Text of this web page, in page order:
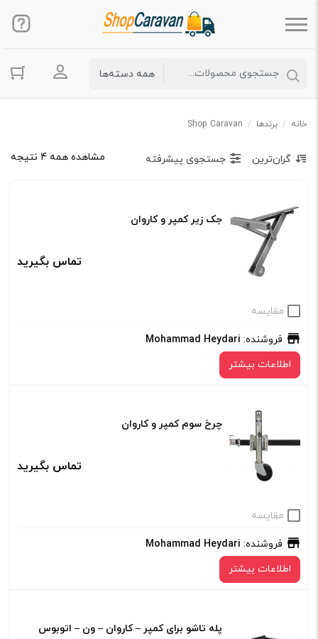
ورود به
خانه / برندها /
Shop Caravan
مشاهده همه 4 نتیجه گران‌ترین جستجوی پیشرفته
جک زیر کمپر و کاروان
تماس بگیرید
مقایسه
فروشنده: Mohammad Heydari
اطلاعات بیشتر
چرخ سوم کمپر و کاروان
تماس بگیرید
مقایسه
فروشنده: Mohammad Heydari
اطلاعات بیشتر
پله تاشو برای کمپر – کاروان – ون – اتوبوس